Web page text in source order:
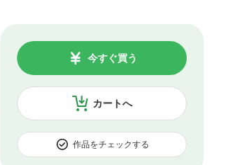
カートへ
今すぐ買う
作品をチェックする